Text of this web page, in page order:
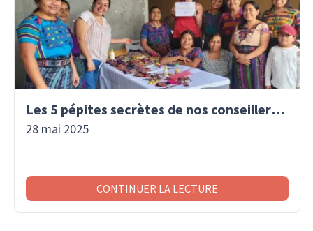
Les 5 pépites secrètes de nos conseillers voyage
28 mai 2025
CONTINUER LA LECTURE